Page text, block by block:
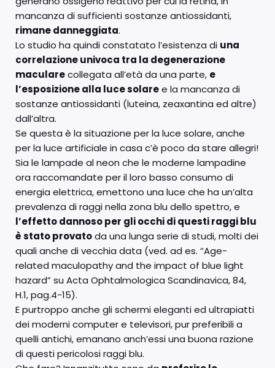
mancanza di sufficienti sostanze antiossidanti,
rimane danneggiata.
Lo studio ha quindi constatato l’esistenza di una
correlazione univoca tra la degenerazione
macularecollegata all’età da una parte, e
l’esposizione alla luce solaree la mancanza di
sostanze antiossidanti (luteina, zeaxantina ed altre)
dall’altra.
Se questa è la situazione per la luce solare, anche
per la luce artificiale in casa c’è poco da stare allegri!
Sia le lampade al neon che le moderne lampadine
ora raccomandate per il loro basso consumo di
energia elettrica, emettono una luce che ha un’alta
prevalenza di raggi nella zona blu dello spettro, e
l’effetto dannoso per gli occhi di questi raggi blu
è stato provatoda una lunga serie di studi, molti dei
quali anche di vecchia data (ved. ad es. “Age-
related maculopathy and the impact of blue light
hazard” su Acta Ophtalmologica Scandinavica, 84,
H.1, pag.4-15).
E purtroppo anche gli schermi eleganti ed ultrapiatti
dei moderni computer e televisori, pur preferibili a
quelli antichi, emanano anch’essi una buona razione
di questi pericolosi raggi blu.